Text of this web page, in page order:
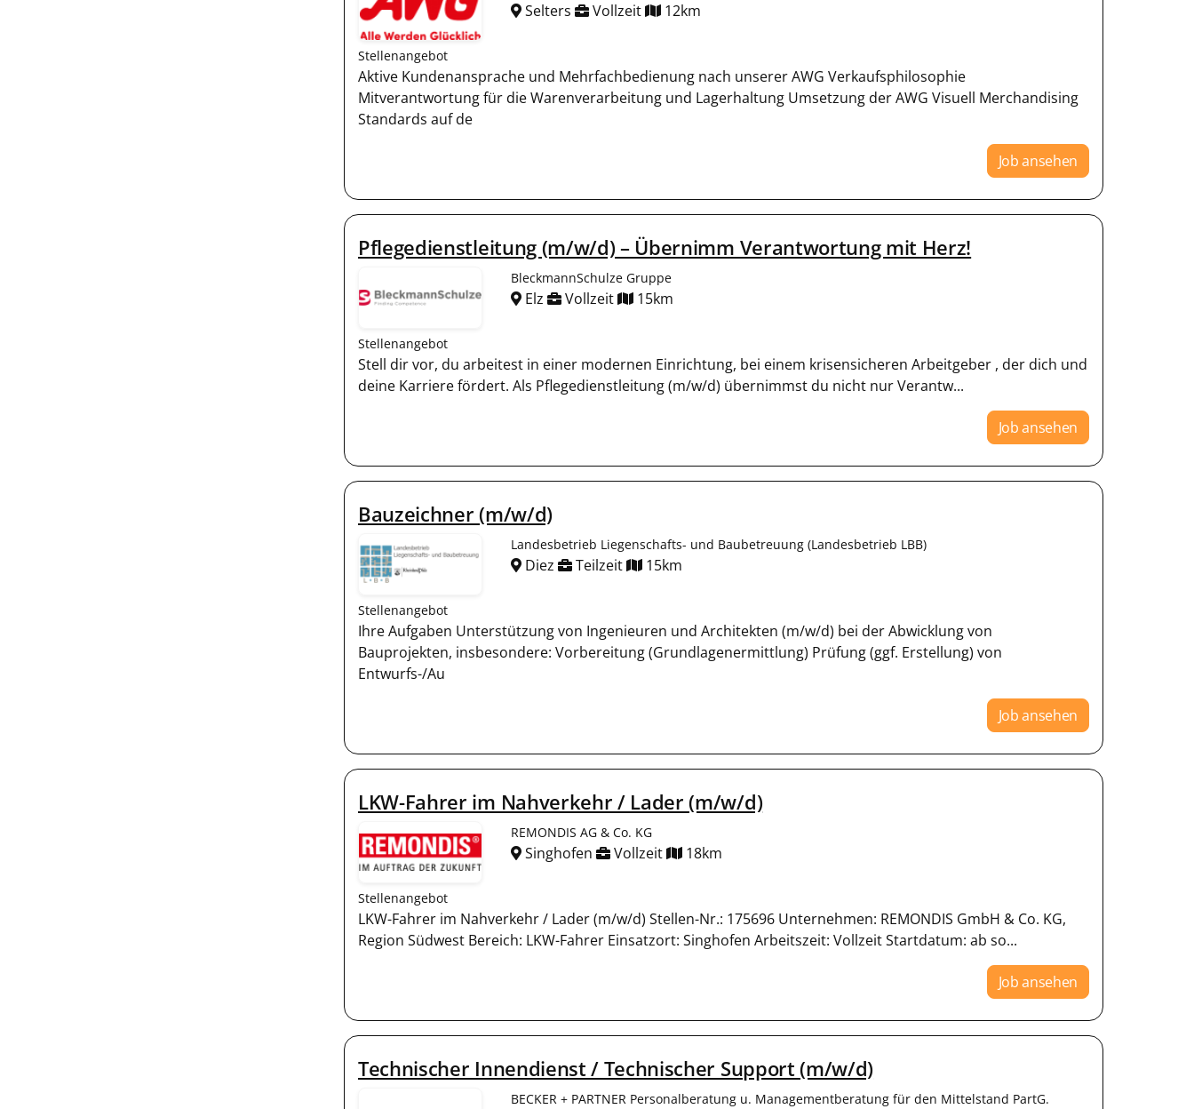
Selters Vollzeit 12km
Stellenangebot
Aktive Kundenansprache und Mehrfachbedienung nach unserer AWG Verkaufsphilosophie
Mitverantwortung für die Warenverarbeitung und Lagerhaltung Umsetzung der AWG Visuell Merchandising
Standards auf de
Job ansehen
Pflegedienstleitung (m/w/d) – Übernimm Verantwortung mit Herz!
BleckmannSchulze Gruppe
Elz Vollzeit 15km
Stellenangebot
Stell dir vor, du arbeitest in einer modernen Einrichtung, bei einem krisensicheren Arbeitgeber , der dich und
deine Karriere fördert. Als Pflegedienstleitung (m/w/d) übernimmst du nicht nur Verantw...
Job ansehen
Bauzeichner (m/w/d)
Landesbetrieb Liegenschafts- und Baubetreuung (Landesbetrieb LBB)
Diez Teilzeit 15km
Stellenangebot
Ihre Aufgaben Unterstützung von Ingenieuren und Architekten (m/w/d) bei der Abwicklung von
Bauprojekten, insbesondere: Vorbereitung (Grundlagenermittlung) Prüfung (ggf. Erstellung) von
Entwurfs-/Au
Job ansehen
LKW-Fahrer im Nahverkehr / Lader (m/w/d)
REMONDIS AG & Co. KG
Singhofen Vollzeit 18km
Stellenangebot
LKW-Fahrer im Nahverkehr / Lader (m/w/d) Stellen-Nr.: 175696 Unternehmen: REMONDIS GmbH & Co. KG,
Region Südwest Bereich: LKW-Fahrer Einsatzort: Singhofen Arbeitszeit: Vollzeit Startdatum: ab so...
Job ansehen
Technischer Innendienst / Technischer Support (m/w/d)
BECKER + PARTNER Personalberatung u. Managementberatung für den Mittelstand PartG.